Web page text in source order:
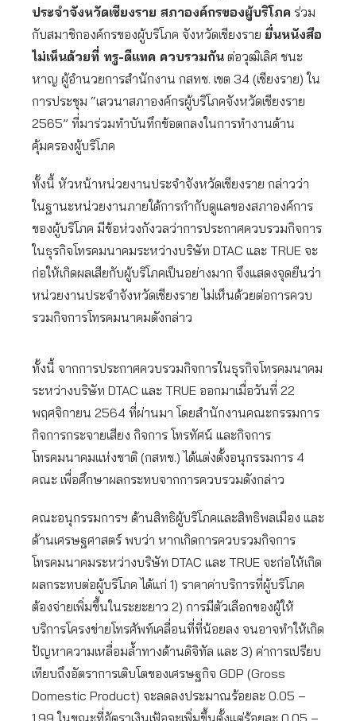
ประจำจังหวัดเชียงราย สภาองค์กรของผู้บริโภค ร่วม
กับสมาชิกองค์กรของผู้บริโภค จังหวัดเชียงราย ยื่นหนังสือ
ไม่เห็นด้วยที่ ทรู-ดีแทค ควบรวมกัน ต่อวุฒิเลิศ ชนะ
หาญ ผู้อำนวยการสำนักงาน กสทช. เขต 34 (เชียงราย) ใน
การประชุม “เสวนาสภาองค์กรผู้บริโภคจังหวัดเชียงราย
2565” ที่มาร่วมทำบันทึกข้อตกลงในการทำงานด้าน
คุ้มครองผู้บริโภค
ทั้งนี้ หัวหน้าหน่วยงานประจำจังหวัดเชียงราย กล่าวว่า
ในฐานะหน่วยงานภายใต้การกำกับดูแลของสภาองค์การ
ของผู้บริโภค มีข้อห่วงกังวลว่าการประกาศควบรวมกิจการ
ในธุรกิจโทรคมนาคมระหว่างบริษัท DTAC และ TRUE จะ
ก่อให้เกิดผลเสียกับผู้บริโภคเป็นอย่างมาก จึงแสดงจุดยืนว่า
หน่วยงานประจำจังหวัดเชียงราย ไม่เห็นด้วยต่อการควบ
รวมกิจการโทรคมนาคมดังกล่าว
ทั้งนี้ จากการประกาศควบรวมกิจการในธุรกิจโทรคมนาคม
ระหว่างบริษัท DTAC และ TRUE ออกมาเมื่อวันที่ 22
พฤศจิกายน 2564 ที่ผ่านมา โดยสำนักงานคณะกรรมการ
กิจการกระจายเสียง กิจการ โทรทัศน์ และกิจการ
โทรคมนาคมแห่งชาติ (กสทช.) ได้แต่งตั้งอนุกรรมการ 4
คณะ เพื่อศึกษาผลกระทบจากการควบรวมดังกล่าว
คณะอนุกรรมการฯ ด้านสิทธิผู้บริโภคและสิทธิพลเมือง และ
ด้านเศรษฐศาสตร์ พบว่า หากเกิดการควบรวมกิจการ
โทรคมนาคมระหว่างบริษัท DTAC และ TRUE จะก่อให้เกิด
ผลกระทบต่อผู้บริโภค ได้แก่ 1) ราคาค่าบริการที่ผู้บริโภค
ต้องจ่ายเพิ่มขึ้นในระยะยาว 2) การมีตัวเลือกของผู้ให้
บริการโครงข่ายโทรศัพท์เคลื่อนที่ที่น้อยลง จนอาจทำให้เกิด
ปัญหาความเหลื่อมล้ำทางด้านดิจิทัล และ 3) ค่าการเปรียบ
เทียบถึงอัตราการเติบโตของเศรษฐกิจ GDP (Gross
Domestic Product) จะลดลงประมาณร้อยละ 0.05 –
1.99 ในขณะที่อัตราเงินเฟ้อจะเพิ่มขึ้นตั้งแต่ร้อยละ 0.05 –